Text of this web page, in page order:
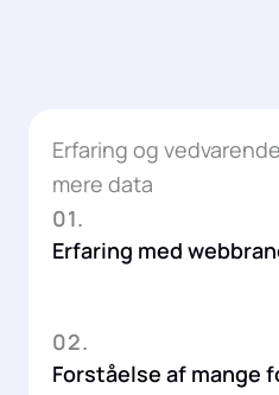
Erfaring og
mere data
01.
Erfaring med
02.
Forståelse af mange